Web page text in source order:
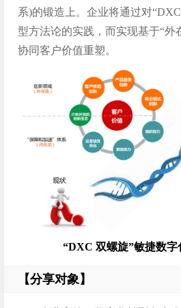
系)的锻造上。企业将通过对
型方法论的实践，而实现基于“外
协同客户价值重塑。
“DXC 双螺旋”敏捷数字
【分享对象】